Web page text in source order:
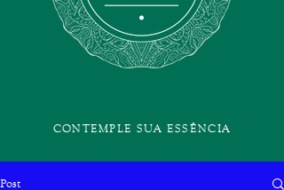
CONTEMPLE SUA ESSÊNCIA
Post